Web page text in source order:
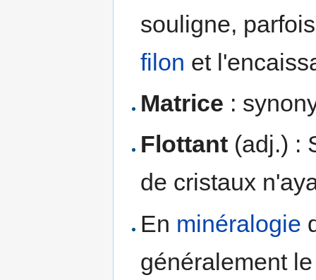
souligne,
filon et
Matrice :
Flottant (adj.) :
de cristaux
En minéralogie
généralement